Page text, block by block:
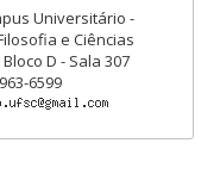
Universitário -
e Ciências
D - Sala 307
6599